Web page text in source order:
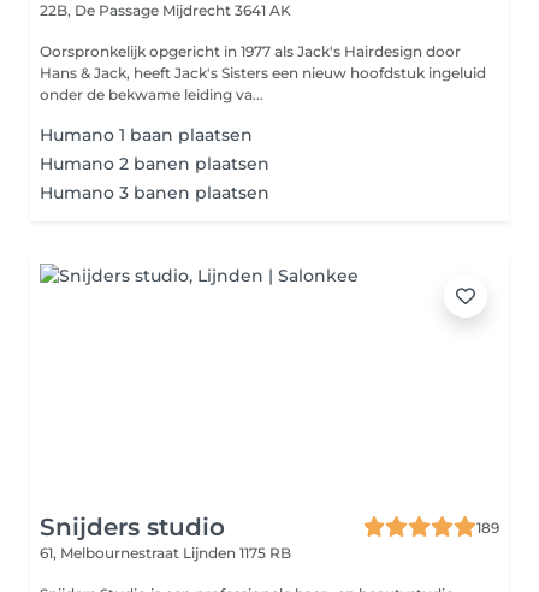
22B, De Passage Mijdrecht 3641 AK
Oorspronkelijk opgericht in 1977 als Jack's Hairdesign door
Hans & Jack, heeft Jack's Sisters een nieuw hoofdstuk ingeluid
onder de bekwame leiding va...
Humano 1 baan plaatsen
Humano 2 banen plaatsen
Humano 3 banen plaatsen
Snijders studio
189
61, Melbournestraat Lijnden 1175 RB